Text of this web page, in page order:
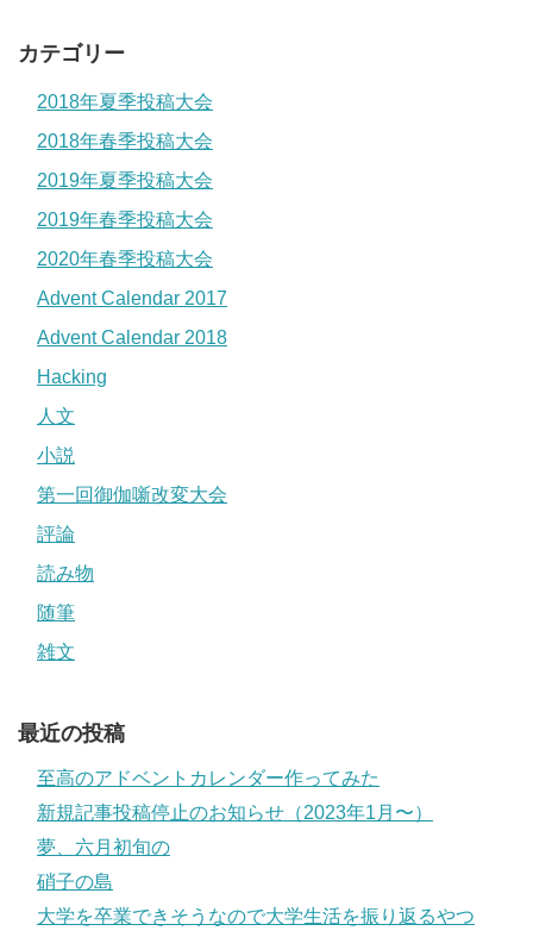
カテゴリー
2018年夏季投稿大会
2018年春季投稿大会
2019年夏季投稿大会
2019年春季投稿大会
2020年春季投稿大会
Advent Calendar 2017
Advent Calendar 2018
Hacking
人文
小説
第一回御伽噺改変大会
評論
読み物
随筆
雑文
最近の投稿
至高のアドベントカレンダー作ってみた
新規記事投稿停止のお知らせ（2023年1月〜）
夢、六月初旬の
硝子の島
大学を卒業できそうなので大学生活を振り返るやつ